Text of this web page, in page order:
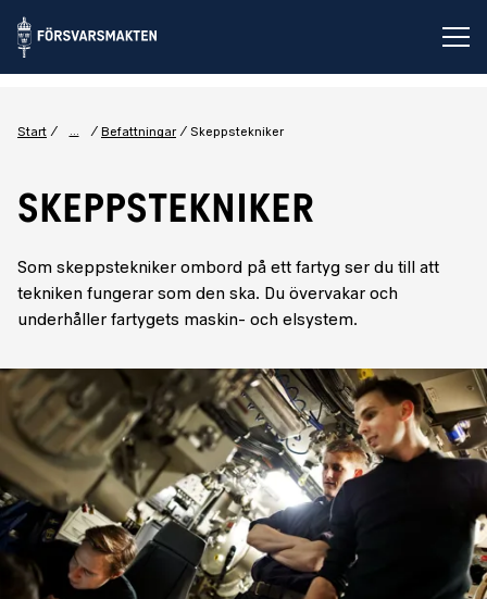
Start ... Befattningar Skeppstekniker
SKEPPSTEKNIKER
Som skeppstekniker ombord på ett fartyg ser du till att
tekniken fungerar som den ska. Du övervakar och
underhåller fartygets maskin- och elsystem.